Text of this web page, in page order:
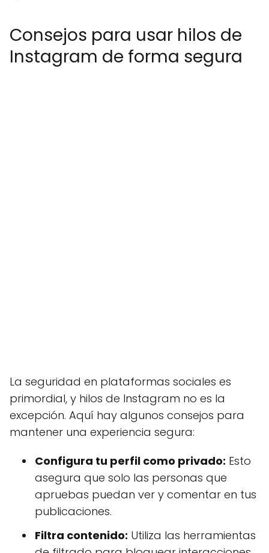
Consejos para usar hilos de
Instagram de forma segura
La seguridad en plataformas sociales es
primordial, y hilos de Instagram no es la
excepción. Aquí hay algunos consejos para
mantener una experiencia segura:
Configura tu perfil como privado: Esto
asegura que solo las personas que
apruebas puedan ver y comentar en tus
publicaciones.
Filtra contenido: Utiliza las herramientas